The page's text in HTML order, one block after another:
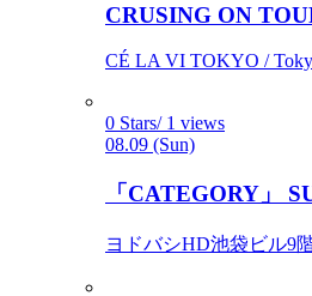
CRUSING ON
CÉ LA VI TOKYO /
0 Stars/ 1 views
08.09 (Sun)
「CATEGORY」
ヨドバシHD池袋ビル9